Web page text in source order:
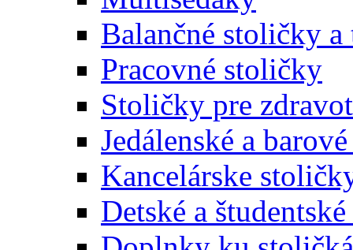
Balančné stoličky a
Pracovné stoličky
Stoličky pre
Jedálenské a
Kancelárske
Detské a